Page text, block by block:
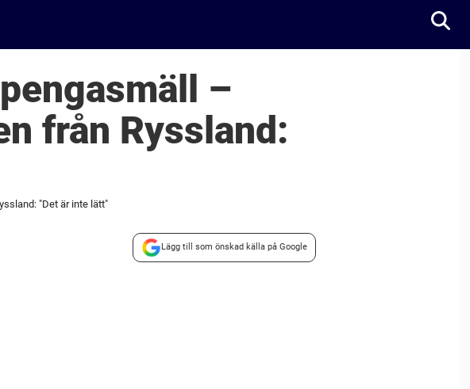
–
från Ryssland:
"Det är inte lätt"
Lägg till som önskad källa på Google